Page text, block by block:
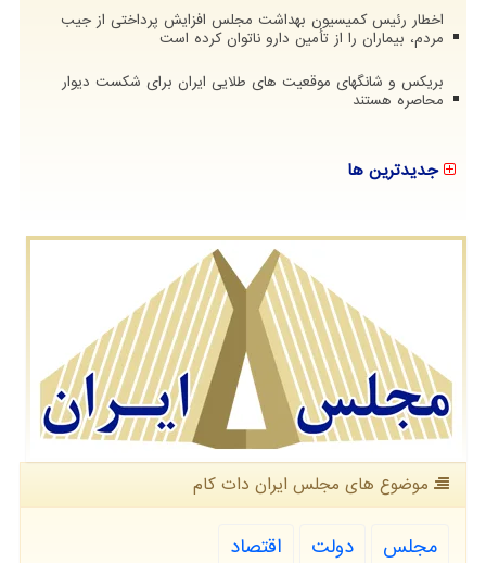
اخطار رئیس کمیسیون بهداشت مجلس افزایش پرداختی از جیب
مردم، بیماران را از تأمین دارو ناتوان کرده است
بریکس و شانگهای موقعیت های طلایی ایران برای شکست دیوار
محاصره هستند
جدیدترین ها
موضوع های مجلس ایران دات كام
مجلس دولت
اقتصاد